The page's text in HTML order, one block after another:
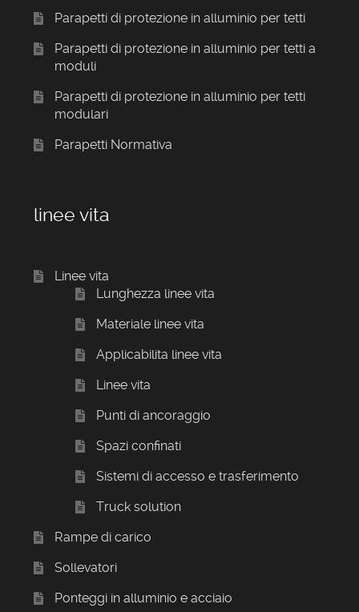
Parapetti di protezione in alluminio per tetti
Parapetti di protezione in alluminio per tetti a
moduli
Parapetti di protezione in alluminio per tetti
modulari
Parapetti Normativa
linee vita
Linee vita
Lunghezza linee vita
Materiale linee vita
Applicabilita linee vita
Linee vita
Punti di ancoraggio
Spazi confinati
Sistemi di accesso e trasferimento
Truck solution
Rampe di carico
Sollevatori
Ponteggi in alluminio e acciaio